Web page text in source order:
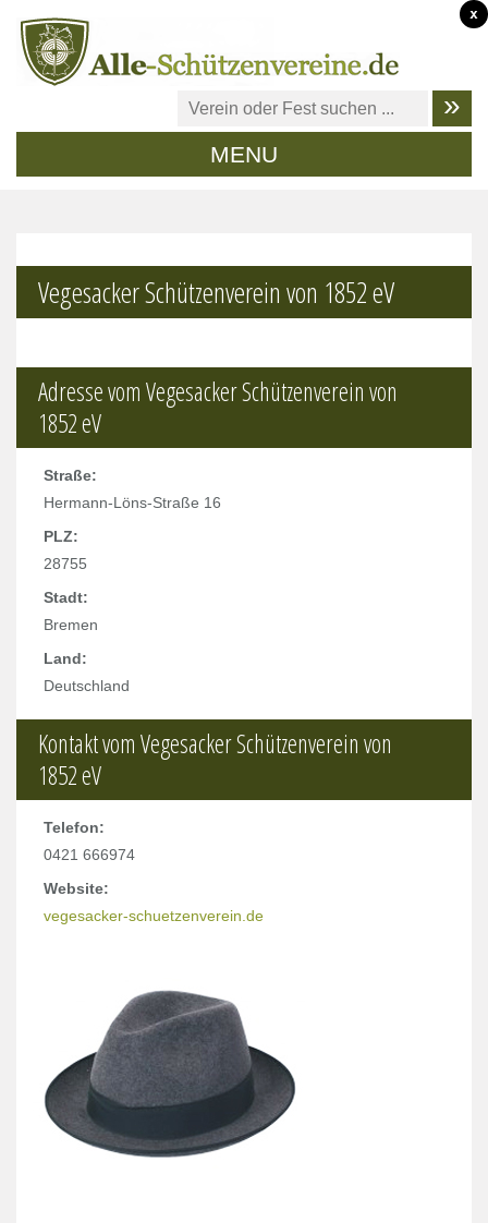
MENU
Vegesacker Schützenverein von 1852 eV
Adresse vom Vegesacker Schützenverein von
1852 eV
Straße:
Hermann-Löns-Straße 16
PLZ:
28755
Stadt:
Bremen
Land:
Deutschland
Kontakt vom Vegesacker Schützenverein von
1852 eV
Telefon:
0421 666974
Website:
vegesacker-schuetzenverein.de
x